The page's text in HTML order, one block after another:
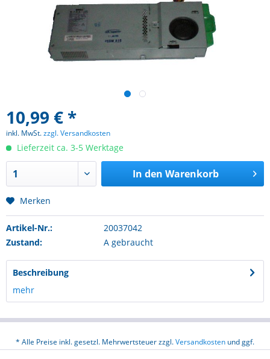
10,99 € *
inkl. MwSt.zzgl. Versandkosten
Lieferzeit ca. 3-5 Werktage
In den Warenkorb
Merken
Artikel-Nr.:
20037042
Zustand:
A gebraucht
Beschreibung
mehr
* Alle Preise inkl. gesetzl. Mehrwertsteuer zzgl.Versandkosten und ggf.